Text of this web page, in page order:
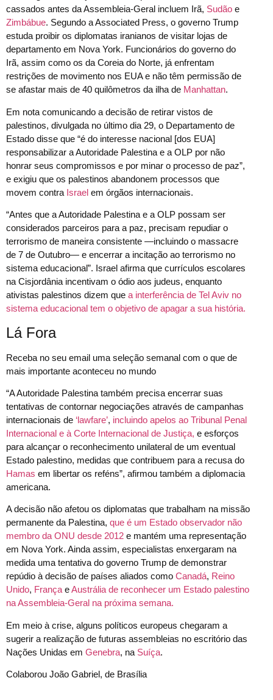
cassados antes da Assembleia-Geral incluem Irã, Sudão e
Zimbábue. Segundo a Associated Press, o governo Trump
estuda proibir os diplomatas iranianos de visitar lojas de
departamento em Nova York. Funcionários do governo do
Irã, assim como os da Coreia do Norte, já enfrentam
restrições de movimento nos EUA e não têm permissão de
se afastar mais de 40 quilômetros da ilha de Manhattan.
Em nota comunicando a decisão de retirar vistos de
palestinos, divulgada no último dia 29, o Departamento de
Estado disse que “é do interesse nacional [dos EUA]
responsabilizar a Autoridade Palestina e a OLP por não
honrar seus compromissos e por minar o processo de paz”,
e exigiu que os palestinos abandonem processos que
movem contra Israel em órgãos internacionais.
“Antes que a Autoridade Palestina e a OLP possam ser
considerados parceiros para a paz, precisam repudiar o
terrorismo de maneira consistente —incluindo o massacre
de 7 de Outubro— e encerrar a incitação ao terrorismo no
sistema educacional”. Israel afirma que currículos escolares
na Cisjordânia incentivam o ódio aos judeus, enquanto
ativistas palestinos dizem que a interferência de Tel Aviv no
sistema educacional tem o objetivo de apagar a sua história.
Lá Fora
Receba no seu email uma seleção semanal com o que de
mais importante aconteceu no mundo
“A Autoridade Palestina também precisa encerrar suas
tentativas de contornar negociações através de campanhas
internacionais de ‘lawfare’, incluindo apelos ao Tribunal Penal
Internacional e à Corte Internacional de Justiça, e esforços
para alcançar o reconhecimento unilateral de um eventual
Estado palestino, medidas que contribuem para a recusa do
Hamas em libertar os reféns”, afirmou também a diplomacia
americana.
A decisão não afetou os diplomatas que trabalham na missão
permanente da Palestina, que é um Estado observador não
membro da ONU desde 2012 e mantém uma representação
em Nova York. Ainda assim, especialistas enxergaram na
medida uma tentativa do governo Trump de demonstrar
repúdio à decisão de países aliados como Canadá, Reino
Unido, França eAustrália de reconhecer um Estado palestino
na Assembleia-Geral na próxima semana.
Em meio à crise, alguns políticos europeus chegaram a
sugerir a realização de futuras assembleias no escritório das
Nações Unidas em Genebra, na Suíça.
Colaborou João Gabriel, de Brasília